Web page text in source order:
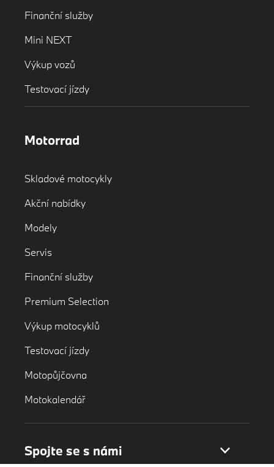
Finanční služby
Mini NEXT
Výkup vozů
Testovací jízdy
Motorrad
Skladové motocykly
Akční nabídky
Modely
Servis
Finanční služby
Premium Selection
Výkup motocyklů
Testovací jízdy
Motopůjčovna
Motokalendář
Spojte se s námi